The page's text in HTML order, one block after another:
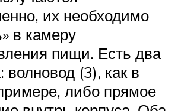
их необходимо
в камеру
пищи. Есть два
волновод (3), как в
либо прямое